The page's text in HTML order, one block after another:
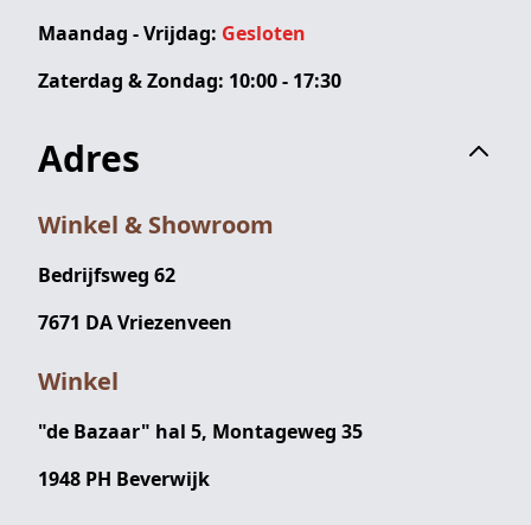
Maandag - Vrijdag: Gesloten
Zaterdag & Zondag: 10:00 - 17:30
Adres
Winkel & Showroom
Bedrijfsweg 62
7671 DA Vriezenveen
Winkel
"de Bazaar" hal 5, Montageweg 35
1948 PH Beverwijk